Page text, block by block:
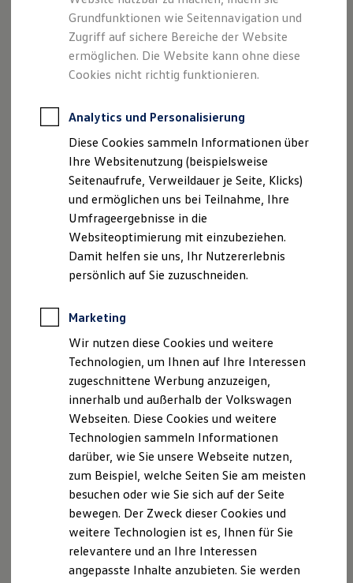
Autokredit mit Schlussrate
Versicherungen und Garantien
Kfz-Versicherung
Restschuldversicherungen
Garantien
Professional Class bei Volkswagen
Behörden
Direktkunden
Sonderfahrzeuge
Anpfiff zum Gewinn
Elektromobilität
Elektroautos
ID. Tutorials
Elektrofahrzeugkonzepte
ID. EVERY1
Reichweite
Rekuperation
Laden unterwegs
Laden Zuhause
Ladestationen finden
Ladezeitensimulator
Batterie
Sicherheit
Nachhaltigkeit
Technologie
Kosten und Kauf
Verbrauchskosten
Kaufoptionen
E-Auto-Förderung
Software und Konnektivität
Die ID. Software 6
ID. Software Versionen und Updates
Digitale Extras
--:--
Verbleibende Zeit, --:--
Vorteile
VolkswagenStandheizung bietet viele Vorteile:
Ganzjährig gutes Klima:
Kann im Winter für Wärme sowie im Sommer
für eine angenehme Temperatur sorgen und
durch die intelligente Lüftungsfunktion
Hitzestaus verhindern.
Komfortable Bedienung und Vortemperierung:
Sie können die Standheizung ganz einfach per
Funk, Mobiltelefonoder durch die Komfort-
Vorwahluhr bedienen – so können Sie Ihre
Wohlfühltemperatur schon beim Einstiegen
genießen.
Grundfunktionen wie Seitennavigation und
Zugriff auf sichere Bereiche der Website
ermöglichen. Die Website kann ohne diese
Cookies nicht richtig funktionieren.
Analytics und Personalisierung
Diese Cookies sammeln Informationen über
Ihre Websitenutzung (beispielsweise
Seitenaufrufe, Verweildauer je Seite, Klicks)
und ermöglichen uns bei Teilnahme, Ihre
Umfrageergebnisse in die
Websiteoptimierung mit einzubeziehen.
Damit helfen sie uns, Ihr Nutzererlebnis
persönlich auf Sie zuzuschneiden.
Marketing
Wir nutzen diese Cookies und weitere
Technologien, um Ihnen auf Ihre Interessen
zugeschnittene Werbung anzuzeigen,
innerhalb und außerhalb der Volkswagen
Webseiten. Diese Cookies und weitere
Technologien sammeln Informationen
darüber, wie Sie unsere Webseite nutzen,
zum Beispiel, welche Seiten Sie am meisten
besuchen oder wie Sie sich auf der Seite
bewegen. Der Zweck dieser Cookies und
weitere Technologien ist es, Ihnen für Sie
relevantere und an Ihre Interessen
angepasste Inhalte anzubieten. Sie werden